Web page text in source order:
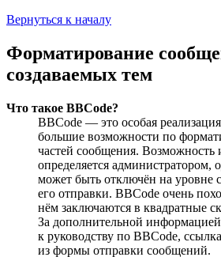
Вернуться к началу
Форматирование
создаваемых тем
Что такое BBCode?
BBCode — это особая
большие возможности по
частей сообщения. Возможность
определяется администратором,
может быть отключён на уровне
его отправки. BBCode очень
нём заключаются в квадратные
За дополнительной
к руководству по BBCode,
из формы отправки сообщений.